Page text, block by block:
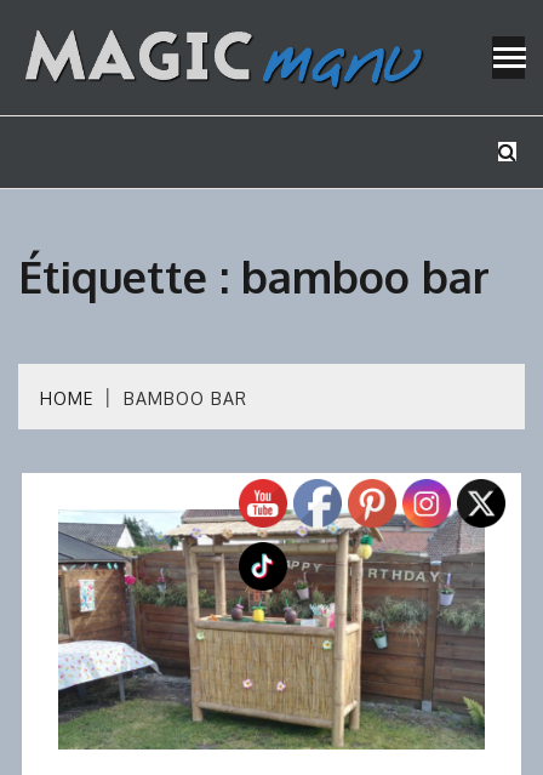
content
Étiquette : bamboo bar
HOME BAMBOO BAR